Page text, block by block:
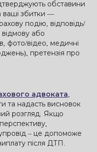
обставини
ваші збитки —
подію, відповідь/
відмову або
фото/відео, медичні
претензія про
адвоката,
та надасть висновок
розгляд. Якщо
– це допоможе
після ДТП.